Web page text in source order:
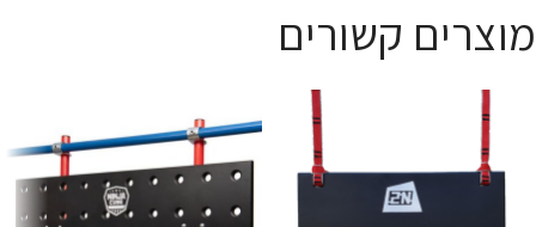
מוצרים קשורים